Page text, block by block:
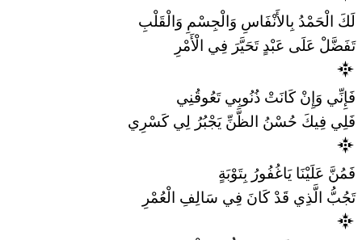
لَكَ الْحَمْدُ بِالأَنْفَاسِ وَالْجِسْمِ وَالْقَلْبِ
تَفَضَّلْ عَلَى عَبْدٍ تَحَيَّرَ فِي الْأَمْرِ
فَإِنِّي وَإِنْ كَانَتْ ذُنُوبِي تَعُوقُنِي
فَلِي فِيكَ حُسْنُ الظَّنِّ يَجْبُرُ لِي كَسْرِي
فَمُنَّ عَلَيْنَا يَاغُفُورُ بِتَوْبَةٍ
تَجُبُّ الَّذِي قَدْ كَانَ فِي سَالِفِ الْعُمْرِ